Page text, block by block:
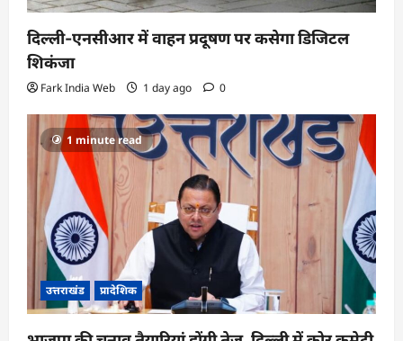
दिल्ली-एनसीआर में वाहन प्रदूषण पर कसेगा डिजिटल
शिकंजा
Fark India Web 1 day ago 0
1 minute read
उत्तराखंड प्रादेशिक